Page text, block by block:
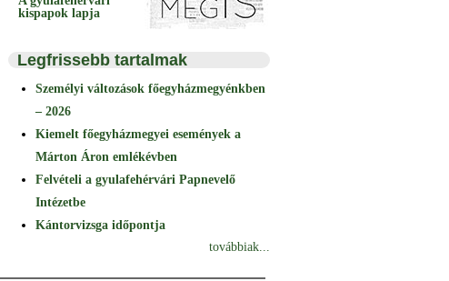
kispapok lapja
Legfrissebb tartalmak
Személyi változások főegyházmegyénkben
– 2026
Kiemelt főegyházmegyei események a
Márton Áron emlékévben
Felvételi a gyulafehérvári Papnevelő
Intézetbe
Kántorvizsga időpontja
továbbiak...